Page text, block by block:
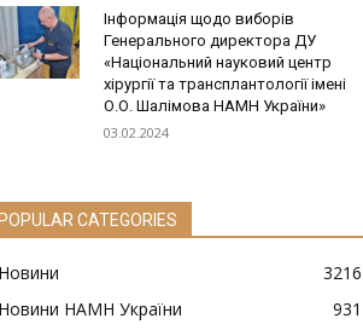
Інформація щодо виборів
Генерального директора ДУ
«Національний науковий центр
хірургії та трансплантології імені
О.О. Шалімова НАМН України»
03.02.2024
POPULAR CATEGORIES
Новини
3216
Новини НАМН України
931